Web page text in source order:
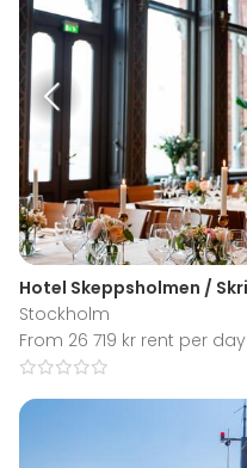
Hotel Skeppsholmen /
Stockholm
From 26 719 kr rent per day